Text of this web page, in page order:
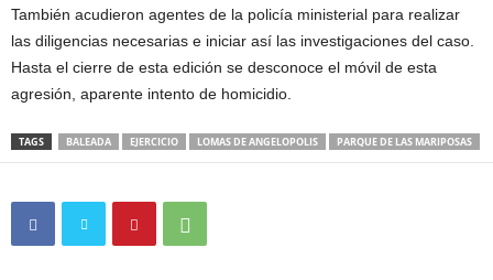
También acudieron agentes de la policía ministerial para realizar
las diligencias necesarias e iniciar así las investigaciones del caso.
Hasta el cierre de esta edición se desconoce el móvil de esta
agresión, aparente intento de homicidio.
TAGS BALEADA EJERCICIO LOMAS DE ANGELOPOLIS PARQUE DE LAS MARIPOSAS